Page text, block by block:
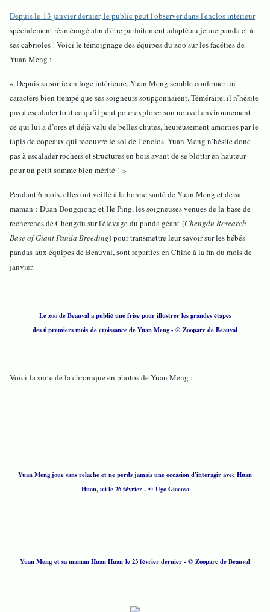
Depuis le 13 janvier dernier, le public peut l'observer dans l'enclos intérieur
spécialement réaménagé afin d'être parfaitement adapté au jeune panda et à
ses cabrioles ! Voici le témoignage des équipes du zoo sur les facéties de
Yuan Meng :
« Depuis sa sortie en loge intérieure, Yuan Meng semble confirmer un
caractère bien trempé que ses soigneurs soupçonnaient. Téméraire, il n’hésite
pas à escalader tout ce qu’il peut pour explorer son nouvel environnement :
ce qui lui a d’ores et déjà valu de belles chutes, heureusement amorties par le
tapis de copeaux qui recouvre le sol de l’enclos. Yuan Meng n’hésite donc
pas à escalader rochers et structures en bois avant de se blottir en hauteur
pour un petit somme bien mérité ! »
Pendant 6 mois, elles ont veillé à la bonne santé de Yuan Meng et de sa
maman : Duan Dongqiong et He Ping, les soigneuses venues de la base de
recherches de Chengdu sur l'élevage du panda géant (Chengdu Research
Base of Giant Panda Breeding) pour transmettre leur savoir sur les bébés
pandas aux équipes de Beauval, sont reparties en Chine à la fin du mois de
janvier.
Le zoo de Beauval a publié une frise pour illustrer les grandes étapes
des 6 premiers mois de croissance de Yuan Meng - © Zooparc de Beauval
Voici la suite de la chronique en photos de Yuan Meng :
Yuan Meng joue sans relâche et ne perds jamais une occasion d'interagir avec Huan
Huan, ici le 26 février - © Ugo Giacosa
Yuan Meng et sa maman Huan Huan le 23 février dernier - © Zooparc de Beauval